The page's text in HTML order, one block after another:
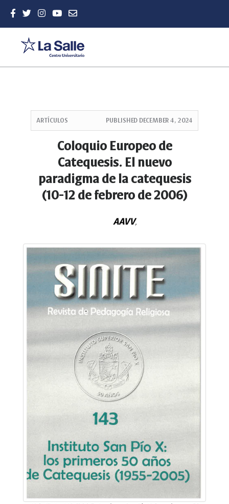
Content
ARTÍCULOS PUBLISHED DECEMBER 4, 2024
Coloquio Europeo de
Catequesis. El nuevo
paradigma de la catequesis
(10-12 de febrero de 2006)
AAVV,